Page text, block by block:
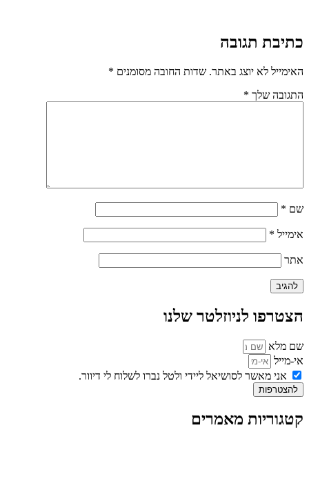
כתיבת תגובה
האימייל לא יוצג באתר. שדות החובה מסומנים *
התגובה שלך *
שם *
אימייל *
אתר
הצטרפו לניוזלטר שלנו
שם מלא
אי-מייל
אני מאשר לסושיאל ליידי ולטל נברו לשלוח לי דיוור.
להצטרפות
קטגוריות מאמרים